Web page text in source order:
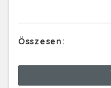
Összesen: